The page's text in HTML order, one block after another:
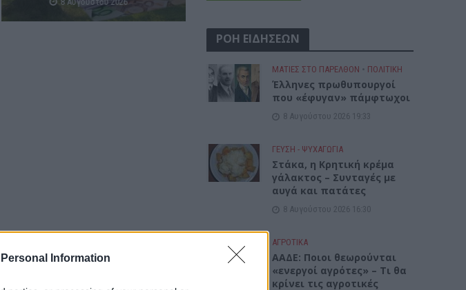
Information
ΡΟΗ ΕΙΔΗΣΕΩΝ
ΜΑΤΙΕΣ ΣΤΟ ΠΑΡΕΛΘΟΝ • ΠΟΛΙΤΙΚΗ
Έλληνες πρωθυπουργοί
που «έφυγαν» πάμφτωχοι
8 Αυγούστου 2026 19:33
ΓΕΎΣΗ - ΨΥΧΑΓΩΓΊΑ
Στάκα, η Κρητική κρέμα
γάλακτος – Συνταγές με
αυγά και πατάτες
8 Αυγούστου 2026 16:30
ΑΓΡΟΤΙΚΑ
ΑΑΔΕ: Ποιοι θεωρούνται
«ενεργοί αγρότες» – Τι θα
κρίνει τις αγροτικές